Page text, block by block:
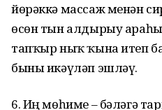
йөрәккә массаж менән
өсөн тын алдырыу
тапҡыр ныҡ ҡына итеп
быны икәүләп эшләү.
6. Иң мөһиме – бәләгә